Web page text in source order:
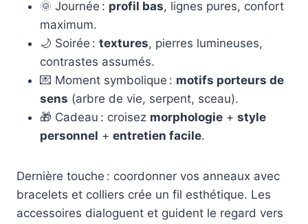
🌞 Journée : profil bas, lignes pures, confort
maximum.
🌙 Soirée : textures, pierres lumineuses,
contrastes assumés.
💌 Moment symbolique : motifs porteurs de
sens (arbre de vie, serpent, sceau).
🎁 Cadeau : croisez morphologie + style
personnel + entretien facile.
Dernière touche : coordonner vos anneaux avec
bracelets et colliers crée un fil esthétique. Les
accessoires dialoguent et guident le regard vers